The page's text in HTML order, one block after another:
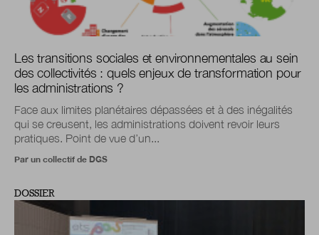
Les transitions sociales et environnementales au sein
des collectivités : quels enjeux de transformation pour
les administrations ?
Face aux limites planétaires dépassées et à des inégalités
qui se creusent, les administrations doivent revoir leurs
pratiques. Point de vue d’un...
Par un collectif de DGS
DOSSIER